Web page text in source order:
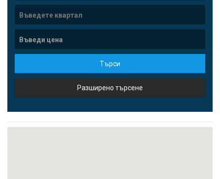
Търси
Разширено търсене